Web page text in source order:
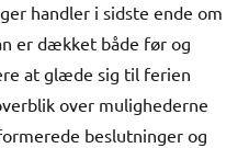
handler i sidste ende om
er dækket både før og
at glæde sig til ferien
over mulighederne
beslutninger og